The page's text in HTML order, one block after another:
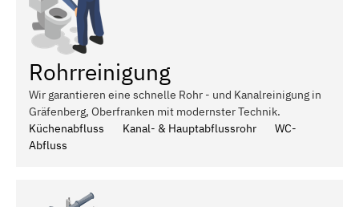
Rohrreinigung
Wir garantieren eine schnelle Rohr - und Kanalreinigung in
Gräfenberg, Oberfranken mit modernster Technik.
Küchenabfluss
Kanal- & Hauptabflussrohr
WC-
Abfluss